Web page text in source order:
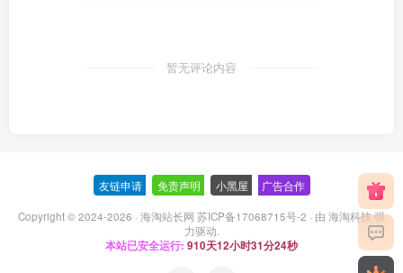
暂无评论内容
友链申请 免责声明 小黑屋 广告合作
Copyright © 2024-2026 · 海淘站长网 苏ICP备17068715号-2 · 由 海淘科技强
力驱动.
本站已安全运行: 910天12小时31分24秒